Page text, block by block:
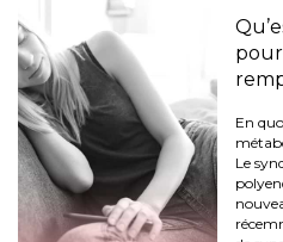
En
Le